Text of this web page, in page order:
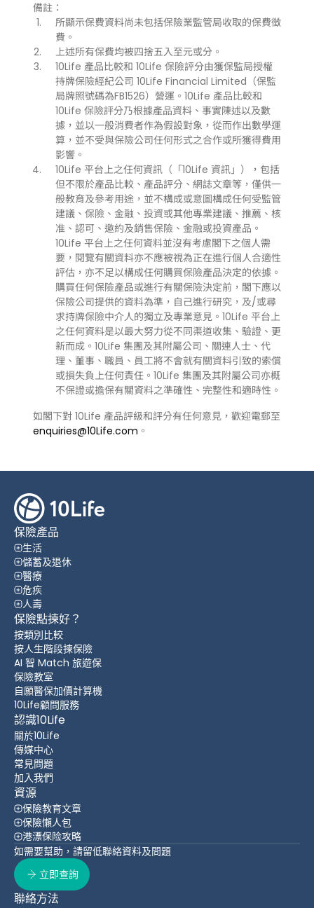
備註：
所顯示保費資料尚未包括保險業監管局收取的保費徵
費。
上述所有保費均被四捨五入至元或分。
10Life 產品比較和 10Life 保險評分由獲保監局授權
持牌保險經紀公司 10Life Financial Limited（保監
局牌照號碼為FB1526）營運。10Life 產品比較和
10Life 保險評分乃根據產品資料、事實陳述以及數
據，並以一般消費者作為假設對象，從而作出數學運
算，並不受與保險公司任何形式之合作或所獲得費用
影響。
10Life 平台上之任何資訊（「10Life 資訊」），包括
但不限於產品比較、產品評分、網誌文章等，僅供一
般教育及參考用途，並不構成或意圖構成任何受監管
建議、保險、金融、投資或其他專業建議、推薦、核
准、認可、邀約及銷售保險、金融或投資產品。
10Life 平台上之任何資料並沒有考慮閣下之個人需
要，閱覽有關資料亦不應被視為正在進行個人合適性
評估，亦不足以構成任何購買保險產品決定的依據。
購買任何保險產品或進行有關保險決定前，閣下應以
保險公司提供的資料為準，自己進行研究，及/或尋
求持牌保險中介人的獨立及專業意見。10Life 平台上
之任何資料是以最大努力從不同渠道收集、驗證、更
新而成。10Life 集團及其附屬公司、關連人士、代
理、董事、職員、員工將不會就有關資料引致的索償
或損失負上任何責任。10Life 集團及其附屬公司亦概
不保證或擔保有關資料之準確性、完整性和適時性。
如閣下對 10Life 產品評級和評分有任何意見，歡迎電郵至
enquiries@10Life.com 。
保險產品
生活
儲蓄及退休
醫療
危疾
人壽
保險點揀好？
按類別比較
按人生階段揀保險
AI 智 Match 旅遊保
保險教室
自願醫保加價計算機
10Life顧問服務
認識10Life
關於10Life
傳媒中心
常見問題
加入我們
資源
保險教育文章
保險懶人包
港漂保险攻略
如需要幫助，請留低聯絡資料及問題
立即查詢
聯絡方法